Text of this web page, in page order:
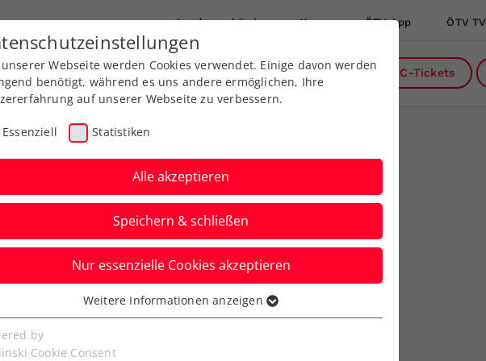
Landesverbände News ÖTV App ÖTV TV
Ausbildung Services Über uns DC-Tickets
4. Saisontitel – Pichler
Webseite werden Cookies verwendet. Einige davon werden
benötigt, während es uns andere ermöglichen, Ihre
auf unserer Webseite zu verbessern.
Essenziell Statistiken
Alle akzeptieren
Speichern & schließen
Nur essenzielle Cookies akzeptieren
Cookies werden für grundlegende Funktionen der
benötigt. Dadurch ist gewährleistet, dass die Webseite
Weitere Informationen anzeigen
by
Cookie Consent